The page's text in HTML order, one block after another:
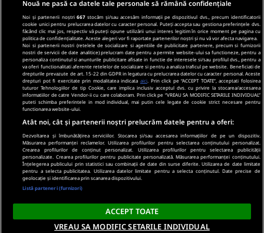
Nouă ne pasă ca datele tale personale să rămână confidențiale
Noi și partenerii noștri667 stocăm și/sau accesăm informații pe dispozitivul dvs., precum identificatorii
cookie unici pentru prelucrarea datelor cu caracter personal. Puteți accepta sau gestiona preferințele dvs.
făcând clic mai jos, respectiv vă puteți opune utilizării unui interes legitim în orice moment pe pagina cu
politica de confidențialitate. Aceste alegeri vor fi raportate partenerilor noștri și nu vă vor afecta navigarea.
Noi si partenerii nostri (retelele de socializare si agentiile de publicitate partenere, precum si furnizorii
nostri de servicii de date analitice) prelucram date pentru a permite website-ului sa functioneze, pentru a
personaliza continutul si anunturile publicitare afisate in functie de interesele si/sau profilul dvs., pentru a
va oferi functionalitati aferente retelelor de socializare si pentru a analiza traficul pe website. Beneficiati de
drepturile prevazute de art. 15-22 din GDPR in legatura cu prelucrarea datelor cu caracter personal. Aceste
drepturi pot fi exercitate prin modalitatea indicata aici . Prin click pe “ACCEPT TOATE”, acceptati folosirea
tuturor Tehnologiilor de tip Cookie, care implica inclusiv acceptul dvs. cu privire la stocarea/accesarea
informatiilor de catre Vendor-ii cu care colaboram. Prin click pe “VREAU SA MODIFIC SETARILE INDIVIDUAL”
puteti schimba preferintele in mod individual, mai putin cele legate de cookie strict necesare pentru
functionarea website-ului.
Atât noi, cât și partenerii noștri prelucrăm datele pentru a oferi:
Dezvoltarea și îmbunătățirea serviciilor. Stocarea și/sau accesarea informațiilor de pe un dispozitiv.
Măsurarea performanței reclamelor. Utilizarea profilurilor pentru selectarea conținutului personalizat.
Crearea profilurilor de conținut personalizat. Utilizarea profilurilor pentru selectarea publicității
personalizate. Crearea profilurilor pentru publicitate personalizată. Măsurarea performanței conținutului.
Înțelegerea publicului prin statistici sau combinații de date din surse diferite. Utilizarea de date limitate
pentru a selecta publicitatea. Utilizarea datelor limitate pentru a selecta conținutul. Date precise de
geolocație și identificarea prin scanarea dispozitivului.
Listă parteneri (furnizori)
ACCEPT TOATE
VREAU SA MODIFIC SETARILE INDIVIDUAL